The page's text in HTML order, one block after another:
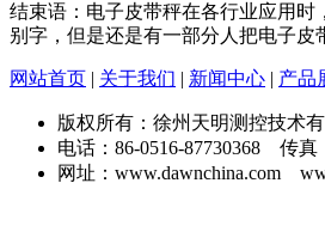
结束语：电子皮带秤在各行业应用
别字，但是还是有一部分人把电子
网站首页 | 关于我们 | 新闻中心 | 产品
版权所有：徐州天明测控技术
电话：86-0516-87730368 传真
网址：www.dawnchina.com